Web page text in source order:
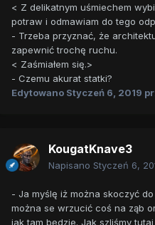
< Z delikatnym uśmiechem
potraw i odmawiam do tego
- Trzeba przyznać, że
zapewnić trochę ruchu.
< Zaśmiałem się.>
- Czemu akurat statki?
Edytowano Styczeń 6, 2019
KougatKnave3
Napisano Styczeń 6,
- Ja myślę iż można skoczyć
można se wrzucić coś na ząb
jak tam będzie. Jak szliśmy